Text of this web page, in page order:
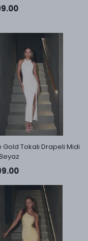
Gold Tokalı Drapeli Midi